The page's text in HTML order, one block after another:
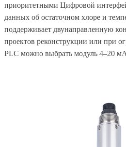
приоритетными Цифровой
данных об остаточном хлоре и
поддерживает двунаправленную
проектов реконструкции или при
PLC можно выбрать модуль 4–20